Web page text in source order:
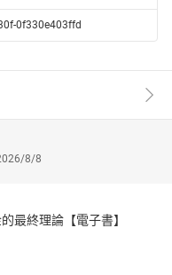
0f330e403ffd
8/8
最終理論【電子書】